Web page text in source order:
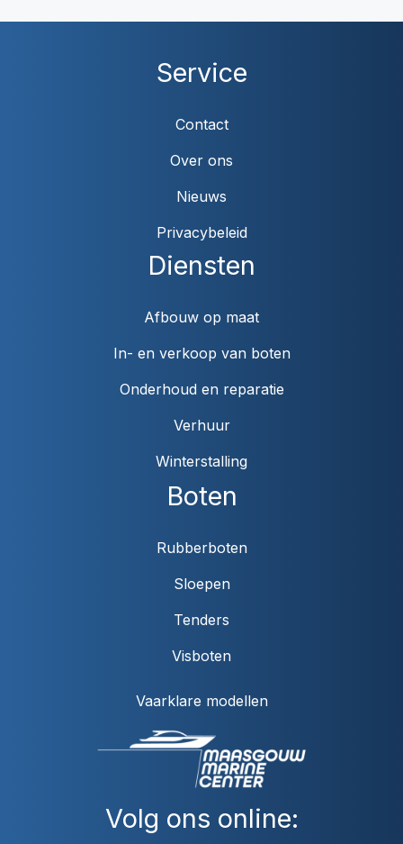
Volg ons online:
Boten
Rubberboten
Sloepen
Tenders
Visboten
Vaarklare modellen
Diensten
Afbouw op maat
In- en verkoop van boten
Onderhoud en reparatie
Verhuur
Winterstalling
Service
Contact
Over ons
Nieuws
Privacybeleid